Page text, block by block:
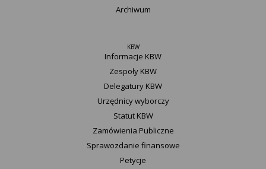
Archiwum
KBW
Informacje KBW
Zespoły KBW
Delegatury ​KBW
Urzędnicy wyborczy
Statut K​BW
Zamówienia Publiczne
Sprawozdanie finansowe
Petycje